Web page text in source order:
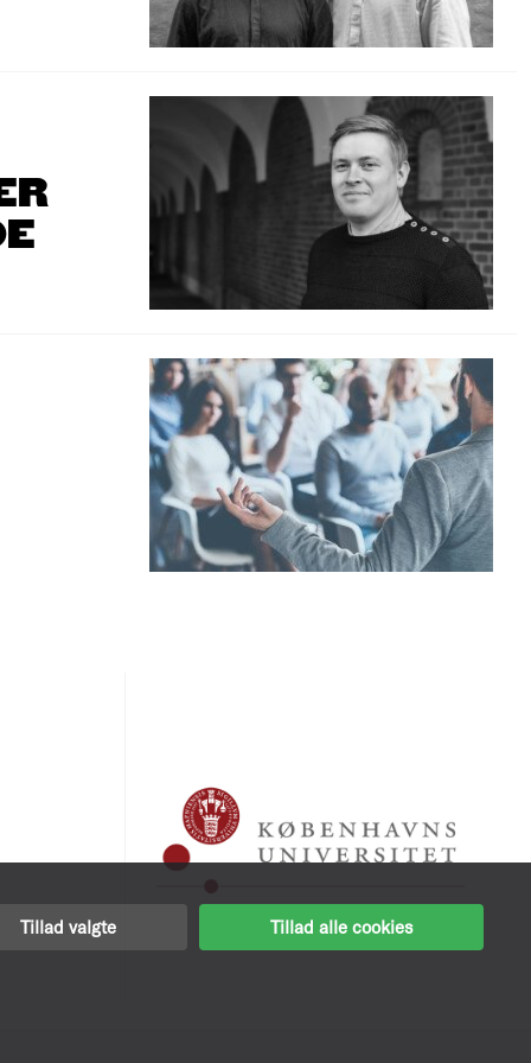
Tillad valgte Tillad alle cookies